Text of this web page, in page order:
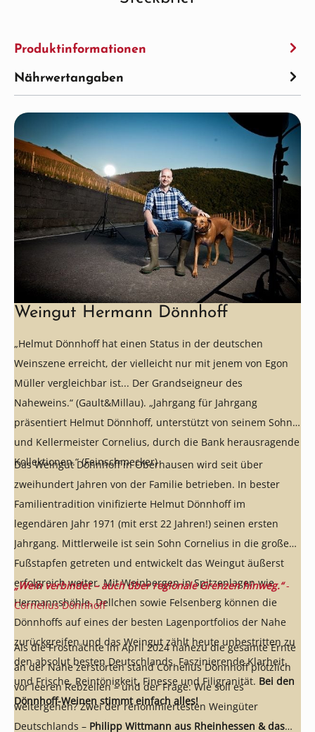
Produktinformationen
Nährwertangaben
Weingut Hermann Dönnhoff
„Helmut Dönnhoff hat einen Status in der deutschen
Weinszene erreicht, der vielleicht nur mit jenem von Egon
Müller vergleichbar ist... Der Grandseigneur des
Naheweins.“ (Gault&Millau). „Jahrgang für Jahrgang
präsentiert Helmut Dönnhoff, unterstützt von seinem Sohn
und Kellermeister Cornelius, durch die Bank herausragende
Kollektionen.“ (Feinschmecker)
Das Weingut Dönnhoff in Oberhausen wird seit über
zweihundert Jahren von der Familie betrieben. In bester
Familientradition vinifizierte Helmut Dönnhoff im
legendären Jahr 1971 (mit erst 22 Jahren!) seinen ersten
Jahrgang. Mittlerweile ist sein Sohn Cornelius in die großen
Fußstapfen getreten und entwickelt das Weingut äußerst
erfolgreich weiter. Mit Weinbergen in Spitzenlagen wie
Hermannshöhle, Dellchen sowie Felsenberg können die
Dönnhoffs auf eines der besten Lagenportfolios der Nahe
zurückgreifen und das Weingut zählt heute unbestritten zu
den absolut besten Deutschlands. Faszinierende Klarheit
und Frische, Reintönigkeit, Finesse und Filigranität. Bei den
Dönnhoff-Weinen stimmt einfach alles!
„Wein verbindet – auch über regionale Grenzen hinweg.“-
Cornelius Dönnhoff
Als die Frostnächte im April 2024 nahezu die gesamte Ernte
an der Nahe zerstörten stand Cornelius Dönnhoff plötzlich
vor leeren Rebzeilen – und der Frage: Wie soll es
weitergehen? Zwei der renommiertesten Weingüter
Deutschlands – Philipp Wittmann aus Rheinhessen & das